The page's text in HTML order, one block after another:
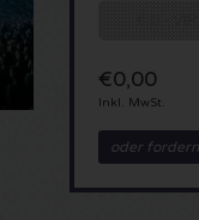
€0,00
Inkl. MwSt.
oder